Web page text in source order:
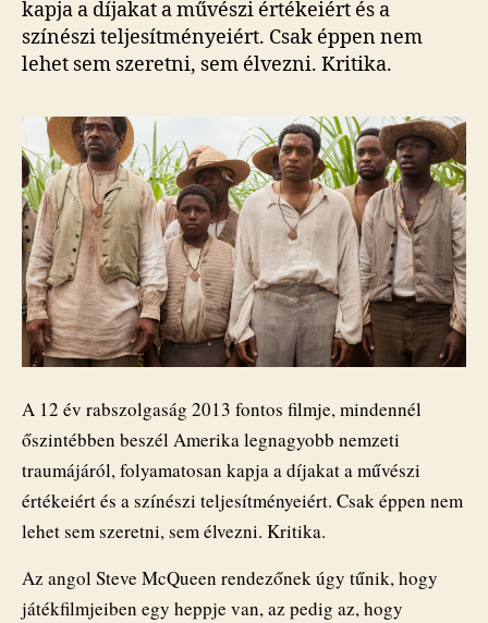
kapja a díjakat a művészi értékeiért és a
színészi teljesítményeiért. Csak éppen nem
lehet sem szeretni, sem élvezni. Kritika.
A 12 év rabszolgaság 2013 fontos filmje, mindennél
őszintébben beszél Amerika legnagyobb nemzeti
traumájáról, folyamatosan kapja a díjakat a művészi
értékeiért és a színészi teljesítményeiért. Csak éppen nem
lehet sem szeretni, sem élvezni. Kritika.
Az angol Steve McQueen rendezőnek úgy tűnik, hogy
játékfilmjeiben egy heppje van, az pedig az, hogy